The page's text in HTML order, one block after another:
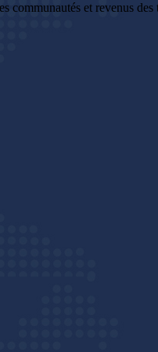
communautés et revenus